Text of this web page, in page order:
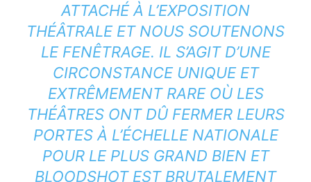
ATTACHÉ À L’EXPOSITION
THÉÂTRALE ET NOUS SOUTENONS
LE FENÊTRAGE. IL S’AGIT D’UNE
CIRCONSTANCE UNIQUE ET
EXTRÊMEMENT RARE OÙ LES
THÉÂTRES ONT DÛ FERMER LEURS
PORTES À L’ÉCHELLE NATIONALE
POUR LE PLUS GRAND BIEN ET
BLOODSHOT EST BRUTALEMENT